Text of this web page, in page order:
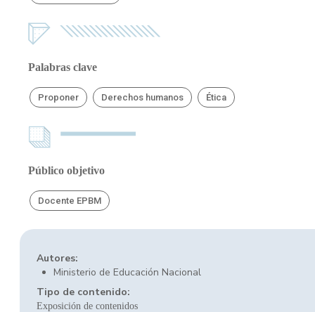
Palabras clave
Proponer Derechos humanos Ética
Público objetivo
Docente EPBM
Autores:
Ministerio de Educación Nacional
Tipo de contenido:
Exposición de contenidos